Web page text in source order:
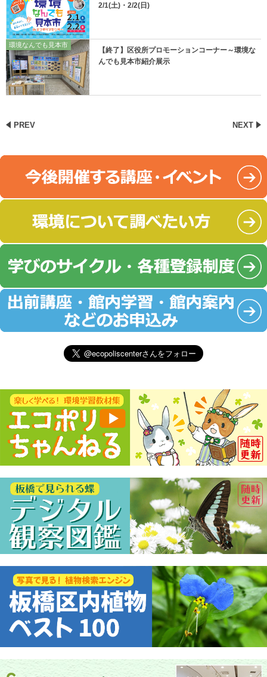
2/1(土)・2/2(日)
環境なんでも見本市
【終了】区役所プロモーションコーナー～環境な
んでも見本市紹介展示
PREV NEXT